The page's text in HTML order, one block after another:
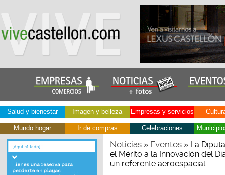
Salud y bienestar Imagen y belleza Empresas y servicios
Mundo hogar Ir de compras Celebraciones
Noticias» Eventos» La
el Mérito a la Innovación del
un referente aeroespacial